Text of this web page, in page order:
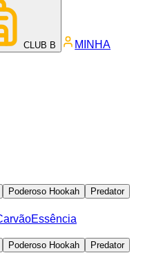
CLUB B MINHA
Poderoso Hookah
Predator
Essência
Poderoso Hookah
Predator